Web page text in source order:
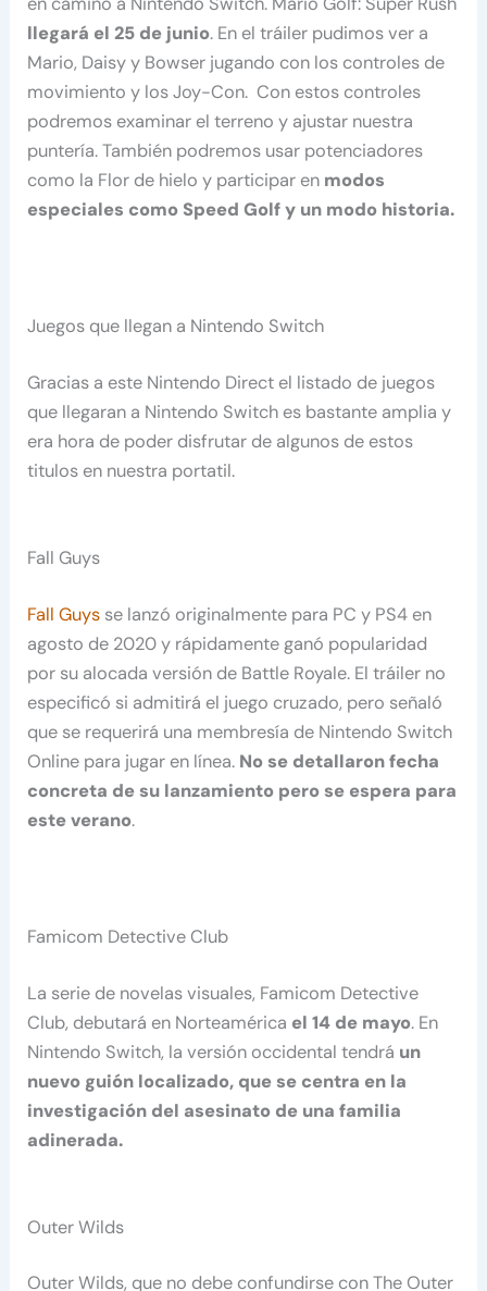
llegará el 25 de junio. En el tráiler pudimos ver a
Mario, Daisy y Bowser jugando con los controles de
movimiento y los Joy-Con. Con estos controles
podremos examinar el terreno y ajustar nuestra
puntería. También podremos usar potenciadores
como la Flor de hielo y participar en modos
especiales como Speed ​​Golf y un modo historia.
Juegos que llegan a Nintendo Switch
Gracias a este Nintendo Direct el listado de juegos
que llegaran a Nintendo Switch es bastante amplia y
era hora de poder disfrutar de algunos de estos
titulos en nuestra portatil.
Fall Guys
Fall Guys se lanzó originalmente para PC y PS4 en
agosto de 2020 y rápidamente ganó popularidad
por su alocada versión de Battle Royale. El tráiler no
especificó si admitirá el juego cruzado, pero señaló
que se requerirá una membresía de Nintendo Switch
Online para jugar en línea. No se detallaron fecha
concreta de su lanzamiento pero se espera para
este verano.
Famicom Detective Club
La serie de novelas visuales, Famicom Detective
Club, debutará en Norteamérica el 14 de mayo. En
Nintendo Switch, la versión occidental tendrá un
nuevo guión localizado, que se centra en la
investigación del asesinato de una familia
adinerada.
Outer Wilds
Outer Wilds, que no debe confundirse con The Outer